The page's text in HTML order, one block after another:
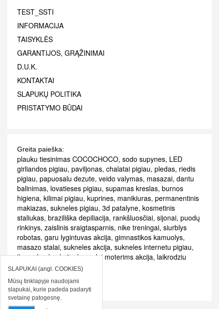
SLAPUKAI (angl. COOKIES)
Mūsų tinklapyje naudojami
slapukai, kurie padeda padaryti
svetainę patogesnę.
TEST_SSTI
INFORMACIJA
TAISYKLĖS
GARANTIJOS, GRĄŽINIMAI
D.U.K.
KONTAKTAI
SLAPUKŲ POLITIKA
PRISTATYMO BŪDAI
Greita paieška:
plauku tiesinimas COCOCHOCO, sodo supynes, LED
girliandos pigiau, paviljonas, chalatai pigiau, pledas, riedis
pigiau, papuosalu dezute, veido valymas, masazai, dantu
balinimas, lovatieses pigiau, supamas kreslas, burnos
higiena, kilimai pigiau, kuprines, manikiuras, permanentinis
makiazas, sukneles pigiau, 3d patalyne, kosmetinis
staliukas, braziliška depiliacija, rankšluosčiai, sijonai, puodų
rinkinys, zaislinis sraigtasparnis, nike treningai, siurblys
robotas, garu lygintuvas akcija, gimnastikos kamuolys,
masazo stalai, sukneles akcija, sukneles internetu pigiau,
ilga suknele akcija,kvepalai moterims akcija, laikrodziu
akcijos,patalyne akcija